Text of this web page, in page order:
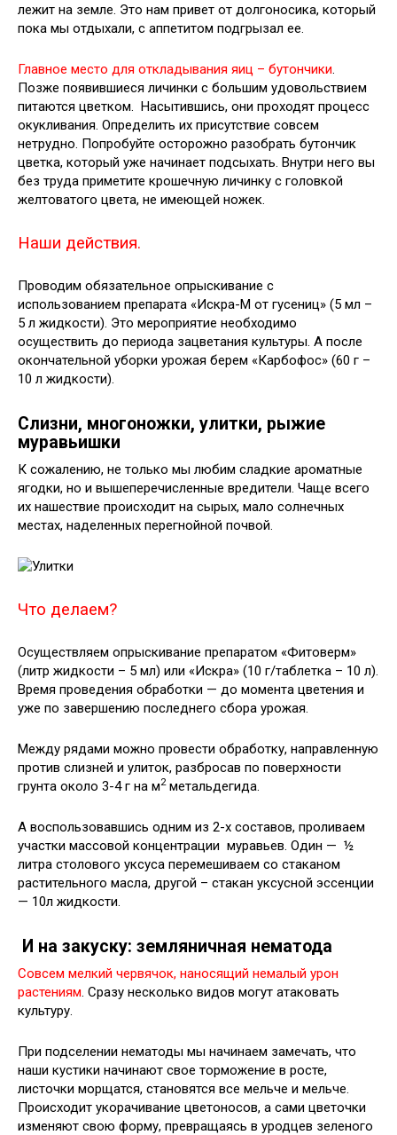
лежит на земле. Это нам привет от долгоносика, который
пока мы отдыхали, с аппетитом подгрызал ее.
Главное место для откладывания яиц – бутончики.
Позже появившиеся личинки с большим удовольствием
питаются цветком. Насытившись, они проходят процесс
окукливания. Определить их присутствие совсем
нетрудно. Попробуйте осторожно разобрать бутончик
цветка, который уже начинает подсыхать. Внутри него вы
без труда приметите крошечную личинку с головкой
желтоватого цвета, не имеющей ножек.
Наши действия.
Проводим обязательное опрыскивание с
использованием препарата «Искра-М от гусениц» (5 мл –
5 л жидкости). Это мероприятие необходимо
осуществить до периода зацветания культуры. А после
окончательной уборки урожая берем «Карбофос» (60 г –
10 л жидкости).
Слизни, многоножки, улитки, рыжие
муравьишки
К сожалению, не только мы любим сладкие ароматные
ягодки, но и вышеперечисленные вредители. Чаще всего
их нашествие происходит на сырых, мало солнечных
местах, наделенных перегнойной почвой.
Что делаем?
Осуществляем опрыскивание препаратом «Фитоверм»
(литр жидкости – 5 мл) или «Искра» (10 г/таблетка – 10 л).
Время проведения обработки — до момента цветения и
уже по завершению последнего сбора урожая.
Между рядами можно провести обработку, направленную
против слизней и улиток, разбросав по поверхности
грунта около 3-4 г на м2метальдегида.
А воспользовавшись одним из 2-х составов, проливаем
участки массовой концентрации муравьев. Один — ½
литра столового уксуса перемешиваем со стаканом
растительного масла, другой – стакан уксусной эссенции
— 10л жидкости.
И на закуску: земляничная нематода
Совсем мелкий червячок, наносящий немалый урон
растениям. Сразу несколько видов могут атаковать
культуру.
При подселении нематоды мы начинаем замечать, что
наши кустики начинают свое торможение в росте,
листочки морщатся, становятся все мельче и мельче.
Происходит укорачивание цветоносов, а сами цветочки
изменяют свою форму, превращаясь в уродцев зеленого